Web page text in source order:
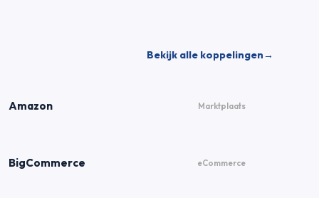
Bekijk alle koppelingen→
Amazon Marktplaats
BigCommerce eCommerce